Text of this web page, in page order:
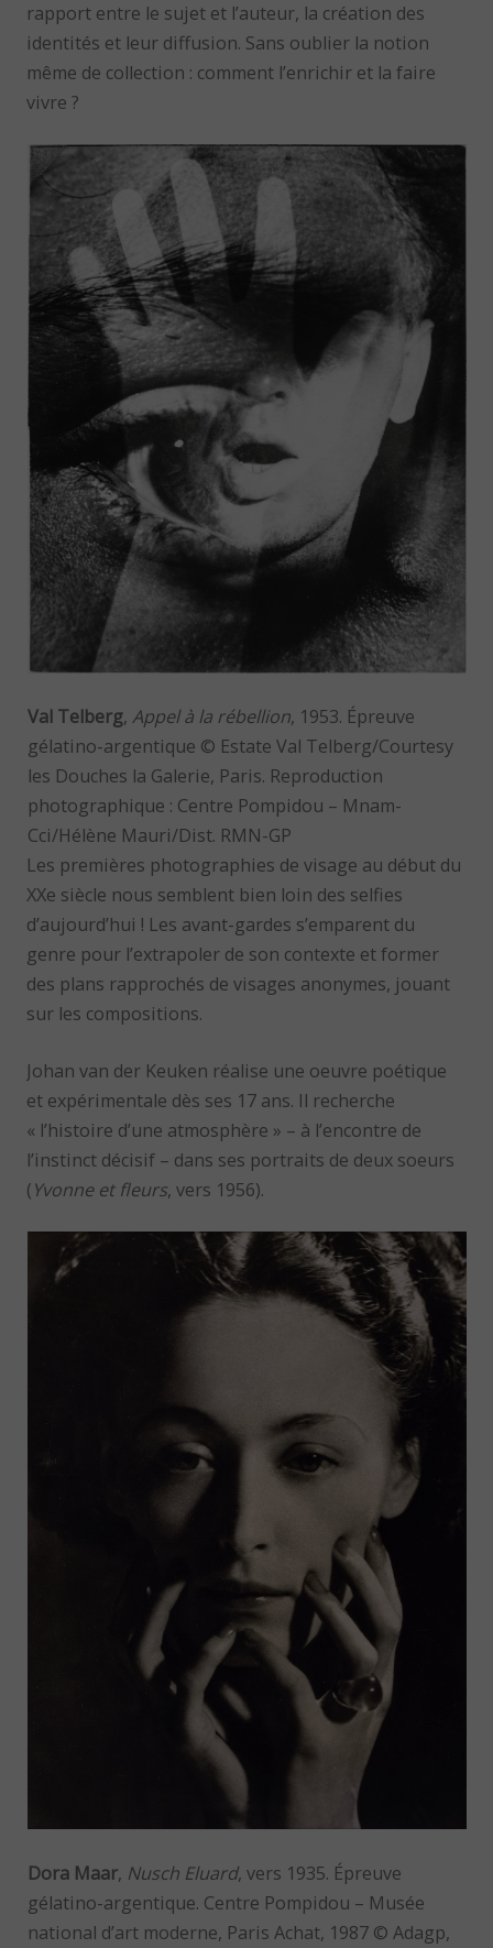
rapport entre le sujet et l’auteur, la création des
identités et leur diffusion. Sans oublier la notion
même de collection : comment l’enrichir et la faire
vivre ?
Val Telberg, Appel à la rébellion, 1953. Épreuve
gélatino-argentique © Estate Val Telberg/Courtesy
les Douches la Galerie, Paris. Reproduction
photographique : Centre Pompidou – Mnam-
Cci/Hélène Mauri/Dist. RMN-GP
Les premières photographies de visage au début du
XXe siècle nous semblent bien loin des selfies
d’aujourd’hui ! Les avant-gardes s’emparent du
genre pour l’extrapoler de son contexte et former
des plans rapprochés de visages anonymes, jouant
sur les compositions.
Johan van der Keuken réalise une oeuvre poétique
et expérimentale dès ses 17 ans. Il recherche
« l’histoire d’une atmosphère » – à l’encontre de
l’instinct décisif – dans ses portraits de deux soeurs
(Yvonne et fleurs, vers 1956).
Dora Maar, Nusch Eluard, vers 1935. Épreuve
gélatino-argentique. Centre Pompidou – Musée
national d’art moderne, Paris Achat, 1987 © Adagp,